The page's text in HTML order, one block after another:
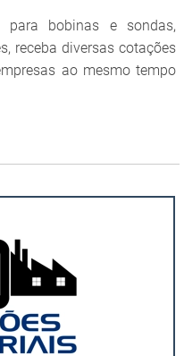
bobinas e sondas,
receba diversas cotações
ao mesmo tempo